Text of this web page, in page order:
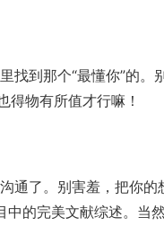
找到那个“最懂你”的
得物有所值才行嘛！
通了。别害羞，把你
的完美文献综述。当